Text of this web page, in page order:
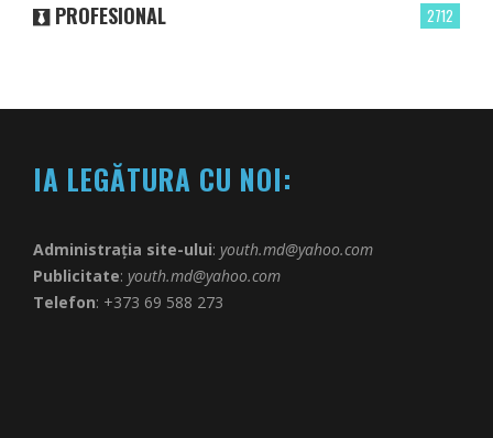
2712
PROFESIONAL
IA LEGĂTURA CU NOI:
Administrația site-ului: youth.md@yahoo.com
Publicitate: youth.md@yahoo.com
Telefon: +373 69 588 273